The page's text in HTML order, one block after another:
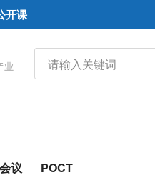
开课
会议 POCT